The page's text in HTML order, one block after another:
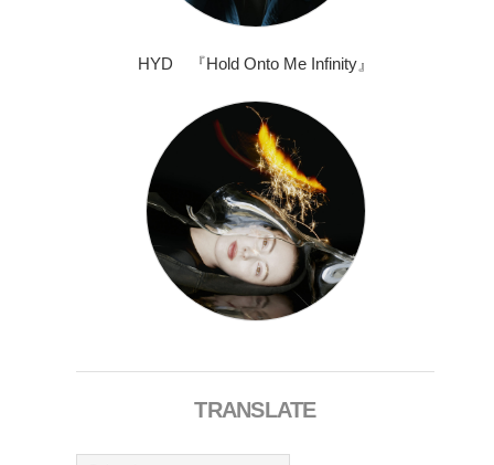
HYD 『Hold Onto Me Infinity』
TRANSLATE